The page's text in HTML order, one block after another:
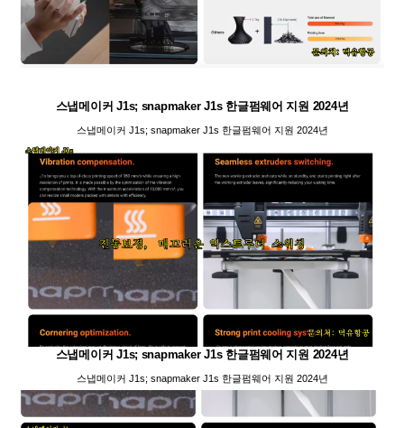
스냅메이커 J1s; snapmaker J1s 한글펌웨어 지원 2024년
스냅메이커 J1s; snapmaker J1s 한글펌웨어 지원 2024년
스냅메이커 J1s; snapmaker J1s 한글펌웨어 지원 2024년
스냅메이커 J1s; snapmaker J1s 한글펌웨어 지원 2024년